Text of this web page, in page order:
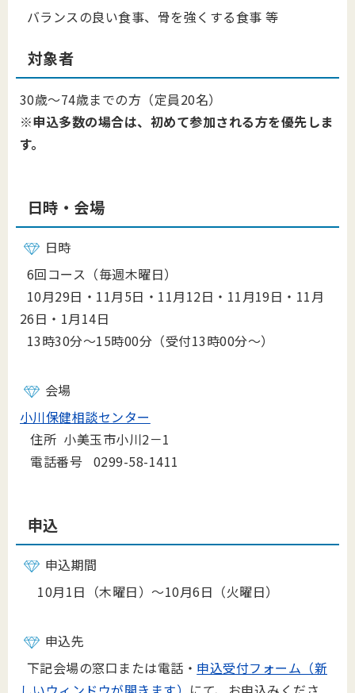
バランスの良い食事、骨を強くする食事 等
対象者
30歳～74歳までの方（定員20名）
※申込多数の場合は、初めて参加される方を優先しま
す。
日時・会場
日時
6回コース（毎週木曜日）
10月29日・11月5日・11月12日・11月19日・11月
26日・1月14日
13時30分～15時00分（受付13時00分～）
会場
小川保健相談センター
住所 小美玉市小川2－1
電話番号 0299-58-1411
申込
申込期間
10月1日（木曜日）～10月6日（火曜日）
申込先
下記会場の窓口または電話・ 申込受付フォーム（新